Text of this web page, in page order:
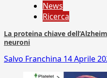
News
Ricerca
La proteina chiave
neuroni
Salvo Franchina 14 Aprile